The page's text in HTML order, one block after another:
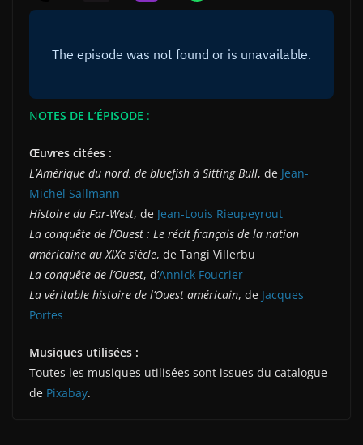
NOTES DE L’ÉPISODE :
Œuvres citées :
L’Amérique du nord, de bluefish à Sitting Bull, de Jean-
Michel Sallmann
Histoire du Far-West, de Jean-Louis Rieupeyrout
La conquête de l’Ouest : Le récit français de la nation
américaine au XIXe siècle, de Tangi Villerbu
La conquête de l’Ouest, d’Annick Foucrier
La véritable histoire de l’Ouest américain, de Jacques
Portes
Musiques utilisées :
Toutes les musiques utilisées sont issues du catalogue
de Pixabay.